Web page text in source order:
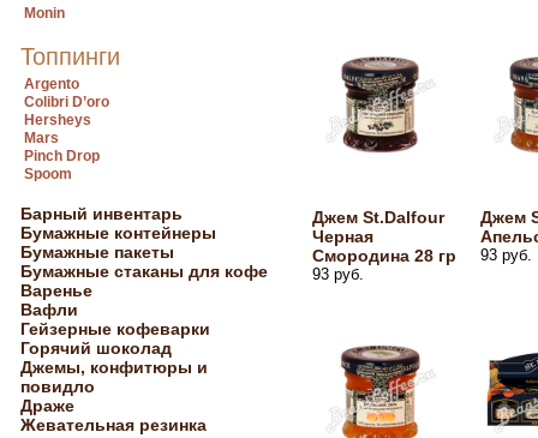
Monin
Топпинги
Argento
Colibri D’oro
Hersheys
Mars
Pinch Drop
Spoom
Барный инвентарь
Бумажные контейнеры
Бумажные пакеты
Бумажные стаканы для кофе
Варенье
Вафли
Гейзерные кофеварки
Горячий шоколад
Джемы, конфитюры и
повидло
Драже
Жевательная резинка
Джем St.Dalfour
Черная
Смородина 28 гр
93 руб.
Джем
93 руб.